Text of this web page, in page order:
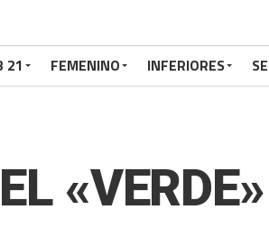
21 FEMENINO INFERIORES